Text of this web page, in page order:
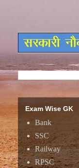
Exam Wise GK
Bank
SSC
Railway
RPSC